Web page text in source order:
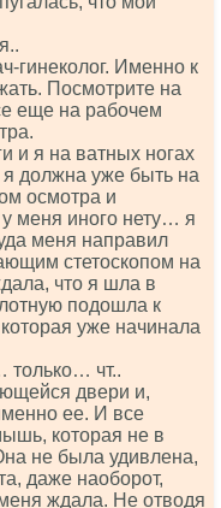
гинеколог. Именно к
Посмотрите на
еще на рабочем
и я на ватных ногах
должна уже быть на
осмотра и
меня иного нету… я
меня направил
стетоскопом на
что я шла в
подошла к
уже начинала
только… чт..
двери и,
ее. И все
которая не в
не была удивлена,
даже наоборот,
ждала. Не отводя